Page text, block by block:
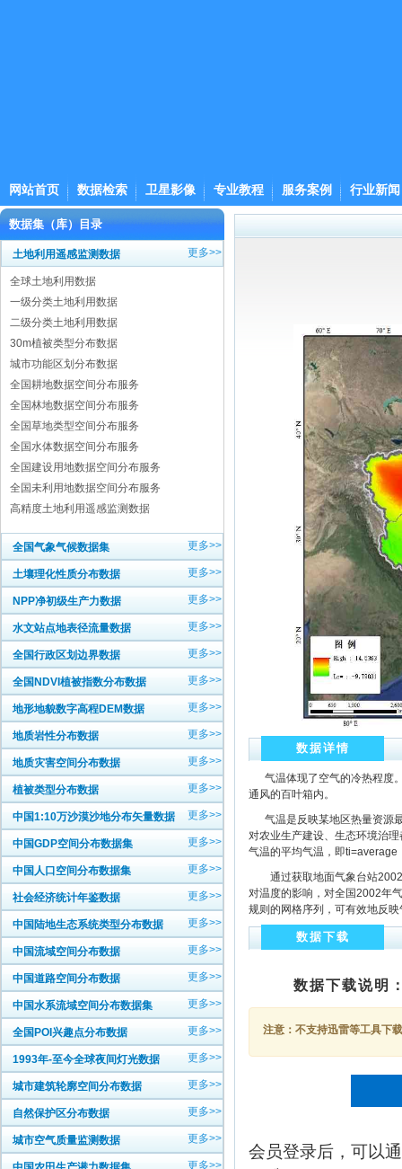
网站首页 数据检索 卫星影像 专业教程 服务案例 行业新闻
数据集（库）目录
土地利用遥感监测数据 更多>>
全球土地利用数据
一级分类土地利用数据
二级分类土地利用数据
30m植被类型分布数据
城市功能区划分布数据
全国耕地数据空间分布服务
全国林地数据空间分布服务
全国草地类型空间分布服务
全国水体数据空间分布服务
全国建设用地数据空间分布服务
全国未利用地数据空间分布服务
高精度土地利用遥感监测数据
全国气象气候数据集 更多>>
土壤理化性质分布数据 更多>>
NPP净初级生产力数据 更多>>
水文站点地表径流量数据 更多>>
全国行政区划边界数据 更多>>
全国NDVI植被指数分布数据 更多>>
地形地貌数字高程DEM数据 更多>>
地质岩性分布数据 更多>>
地质灾害空间分布数据 更多>>
植被类型分布数据 更多>>
中国1:10万沙漠沙地分布矢量数据 更多>>
中国GDP空间分布数据集 更多>>
中国人口空间分布数据集 更多>>
社会经济统计年鉴数据 更多>>
中国陆地生态系统类型分布数据 更多>>
中国流域空间分布数据 更多>>
中国道路空间分布数据 更多>>
中国水系流域空间分布数据集 更多>>
全国POI兴趣点分布数据 更多>>
1993年-至今全球夜间灯光数据 更多>>
城市建筑轮廓空间分布数据 更多>>
自然保护区分布数据 更多>>
城市空气质量监测数据 更多>>
更多>>
数据详情
气温体现了空气的冷热程度
通风的百叶箱内。
气温是反映某地区热量资源
对农业生产建设、生态环境治
气温的平均气温，即
通过获取地面气象台站2002
对温度的影响，对全国2002年
规则的网格序列，可有效地反
数据下载
数据下载说明
注意：不支持迅雷等工具下
会员登录后，可以